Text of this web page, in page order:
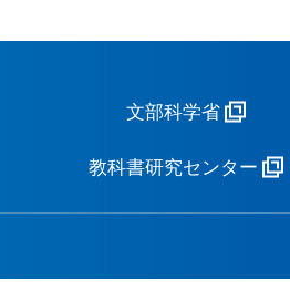
文部科学省
教科書研究センター